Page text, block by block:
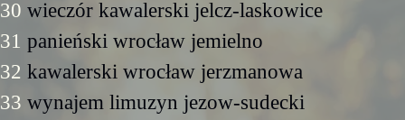
30 wieczór kawalerski jelcz-laskowice
31 panieński wrocław jemielno
32 kawalerski wrocław jerzmanowa
33 wynajem limuzyn jezow-sudecki